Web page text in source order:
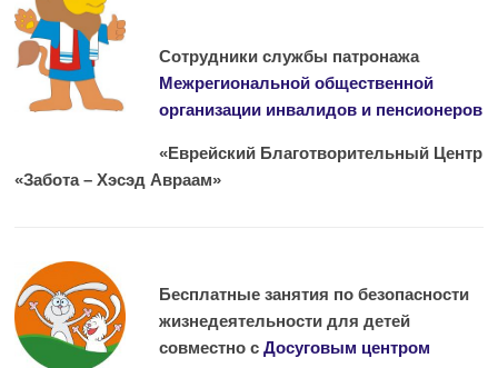
Сотрудники службы патронажа
Межрегиональной общественной
организации инвалидов и пенсионеров
«Еврейский Благотворительный Центр
«Забота – Хэсэд Авраам»
Бесплатные занятия по безопасности
жизнедеятельности для детей
совместно сДосуговым центром